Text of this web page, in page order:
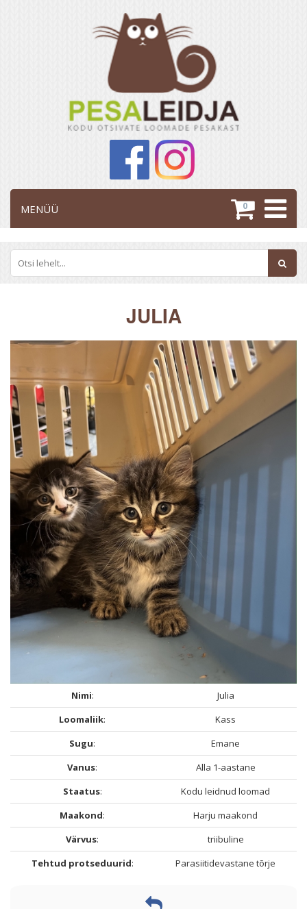
0
MENÜÜ
JULIA
Nimi:
Julia
Loomaliik:
Kass
Sugu:
Emane
Vanus:
Alla 1-aastane
Staatus:
Kodu leidnud loomad
Maakond:
Harju maakond
Värvus:
triibuline
Tehtud protseduurid: Parasiitidevastane tõrje